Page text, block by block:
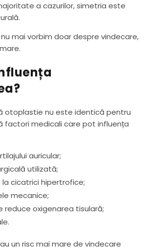
a cazurilor, simetria este
mai vorbim doar despre vindecare,
otoplastie nu este identică pentru
factori medicali care pot influența
auricular;
utilizată;
cicatrici hipertrofice;
mecanice;
reduce oxigenarea tisulară;
un risc mai mare de vindecare